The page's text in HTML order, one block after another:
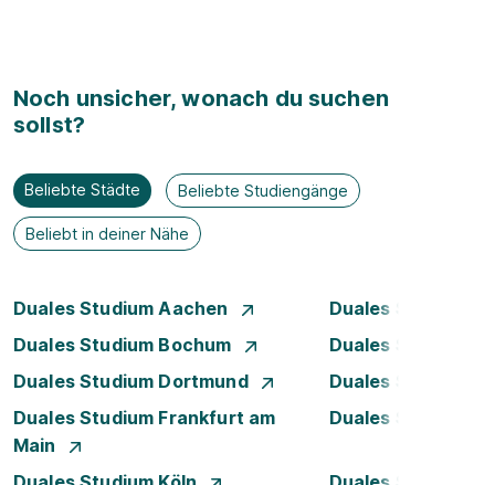
Noch unsicher, wonach du suchen
sollst?
Beliebte Städte Beliebte Studiengänge
Beliebt in deiner Nähe
Duales Studium Aachen
Duales Studium
Duales Studium Bochum
Duales Studium
Duales Studium Dortmund
Duales Studium
Duales Studium Frankfurt am
Main
Duales Studium